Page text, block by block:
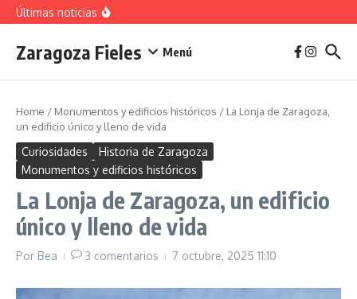
Saltar al contenido
Últimas noticias
Descubre el Parque del Agua Luis Buñuel: tu oasis
Plan de Acción del Ruido de Zaragoza 2025-
2029: Implicaciones y Objetivos
Zaragoza Fieles Menú
Home / Monumentos y edificios históricos / La Lonja de Zaragoza,
un edificio único y lleno de vida
Curiosidades
Historia de Zaragoza
Monumentos y edificios históricos
La Lonja de Zaragoza, un edificio
único y lleno de vida
Por Bea 3 comentarios 7 octubre, 2025 11:10